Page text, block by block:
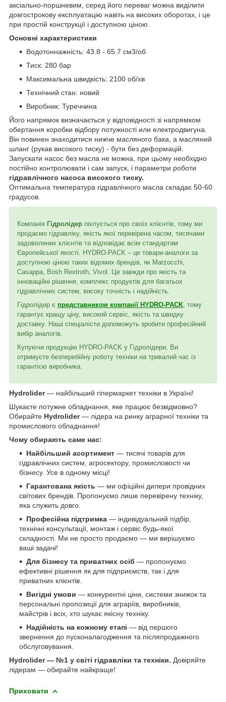
аксіально-поршневим, серед його переваг можна виділити
довгострокову експлуатацію навіть на високих оборотах, і це
при простій конструкції і доступною ціною.
Основні характеристики
Водотоннажність: 43.8 - 65.7 см3/об
Тиск: 280 бар
Максимальна швидкість: 2100 об/хв
Технічний стан: новий
Виробник: Туреччина
Його напрямок визначається у відповідності зі напрямком
обертання коробки відбору потужності или електродвигуна.
Він повинен знаходитися нижче масляного бака, а масляний
шланг (рукав високого тиску) - бути без деформацій.
Запускати насос без масла не можна, при цьому необхідно
постійно контролювати і сам запуск, і параметри роботи
гідравлічного насоса високого тиску.
Оптимальна температура гідравлічного масла складає 50-60
градусов.
Компанія Гідролідер піклується про своїх клієнтів, тому ми
продаємо гідравліку, якість якої перевірена часом, тисячами
задоволених клієнтів та відповідає всім стандартам
Європейської якості. HYDRO-PACK – це товари-аналоги за
доступною ціною таких відомих брендів, як Marzocchi,
Casappa, Bosh Rextroth, Vivol. Це завжди про якість та
інноваційні рішення, комплекс продуктів для багатьох
гідравлічних систем, високу точність і надійність.
Гідролідер є представником компанії HYDRO-PACK , тому
гарантує кращу ціну, високий сервіс, якість та швидку
доставку. Наші спеціалісти допоможуть зробити професійний
вибір аналогів.
Купуючи продукцію HYDRO-PACK у Гідролідери, Ви
отримуєте безперебійну роботу техніки на тривалий час із
гарантією виробника.
Hydrolider— найбільший гіпермаркет техніки в Україні!
Шукаєте потужне обладнання, яке працює безвідмовно?
Обирайте Hydrolider— лідера на ринку аграрної техніки та
промислового обладнання!
Чому обирають саме нас:
Найбільший асортимент — тисячі товарів для
гідравлічних систем, агросектору, промисловості чи
бізнесу. Усе в одному місці!
Гарантована якість — ми офіційні дилери провідних
світових брендів. Пропонуємо лише перевірену техніку,
яка служить довго.
Професійна підтримка — індивідуальний підбір,
технічні консультації, монтаж і сервіс будь-якої
складності. Ми не просто продаємо — ми вирішуємо
ваші задачі!
Для бізнесу та приватних осіб — пропонуємо
ефективні рішення як для підприємств, так і для
приватних клієнтів.
Вигідні умови — конкурентні ціни, системи знижок та
персональні пропозиції для аграріїв, виробників,
майстрів і всіх, хто шукає якісну техніку.
Надійність на кожному етапі — від першого
звернення до пусконалагодження та післяпродажного
обслуговування.
Hydrolider — №1 у світі гідравліки та техніки. Довіряйте
лідерам — обирайте найкраще!
Приховати